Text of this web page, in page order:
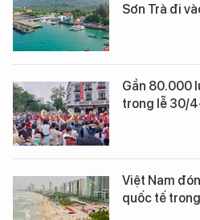
Sơn Trà đi
Gần 80.000
trong lễ 30/
Việt Nam
quốc tế